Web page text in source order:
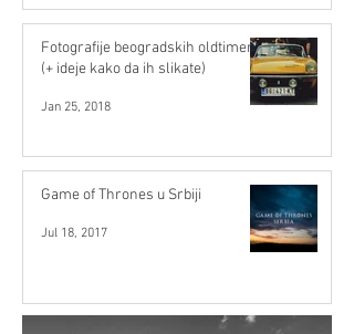
Fotografije beogradskih oldtimera
(+ ideje kako da ih slikate)
Jan 25, 2018
Game of Thrones u Srbiji
Jul 18, 2017